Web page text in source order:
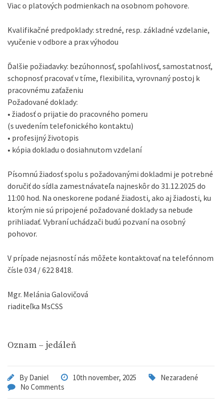
Viac o platových podmienkach na osobnom pohovore.
Kvalifikačné predpoklady: stredné, resp. základné vzdelanie,
vyučenie v odbore a prax výhodou
Ďalšie požiadavky: bezúhonnosť, spoľahlivosť, samostatnosť,
schopnosť pracovať v tíme, flexibilita, vyrovnaný postoj k
pracovnému zaťaženiu
Požadované doklady:
• žiadosť o prijatie do pracovného pomeru
(s uvedením telefonického kontaktu)
• profesijný životopis
• kópia dokladu o dosiahnutom vzdelaní
Písomnú žiadosť spolu s požadovanými dokladmi je potrebné
doručiť do sídla zamestnávateľa najneskôr do 31.12.2025 do
11:00 hod. Na oneskorene podané žiadosti, ako aj žiadosti, ku
ktorým nie sú pripojené požadované doklady sa nebude
prihliadať. Vybraní uchádzači budú pozvaní na osobný
pohovor.
V prípade nejasností nás môžete kontaktovať na telefónnom
čísle 034 / 622 8418.
Mgr. Melánia Galovičová
riaditeľka MsCSS
Oznam – jedáleň
By Daniel 10th november, 2025
Nezaradené
No Comments